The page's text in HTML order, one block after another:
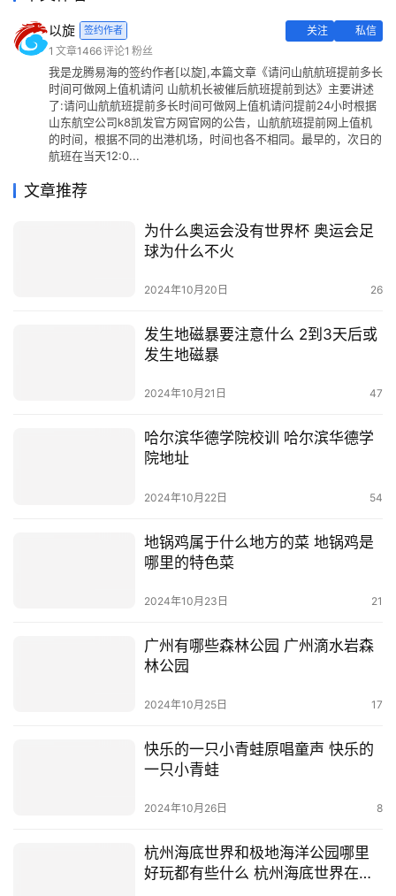
以旋 签约作者 关注
私信
1 文章1466评论1 粉丝
我是龙腾易海的签约作者[以旋],本篇文章《请问山航航班提前多长
时间可做网上值机请问 山航机长被催后航班提前到达》主要讲述
了:请问山航航班提前多长时间可做网上值机请问提前24小时根据
山东航空公司k8凯发官方网官网的公告，山航航班提前网上值机
的时间，根据不同的出港机场，时间也各不相同。最早的，次日的
航班在当天12:0...
文章推荐
为什么奥运会没有世界杯 奥运会足
球为什么不火
2024年10月20日 26
发生地磁暴要注意什么 2到3天后或
发生地磁暴
2024年10月21日 47
哈尔滨华德学院校训 哈尔滨华德学
院地址
2024年10月22日 54
地锅鸡属于什么地方的菜 地锅鸡是
哪里的特色菜
2024年10月23日 21
广州有哪些森林公园 广州滴水岩森
林公园
2024年10月25日 17
快乐的一只小青蛙原唱童声 快乐的
一只小青蛙
2024年10月26日 8
杭州海底世界和极地海洋公园哪里
好玩都有些什么 杭州海底世界在哪